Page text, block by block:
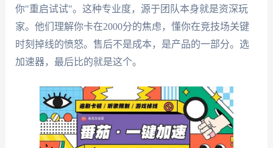
你"重启试试"。这种专业度，源于团队本身就是资深玩
家。他们理解你卡在2000分的焦虑，懂你在竞技场关键
时刻掉线的愤怒。售后不是成本，是产品的一部分。选
加速器，最后比的就是这个。